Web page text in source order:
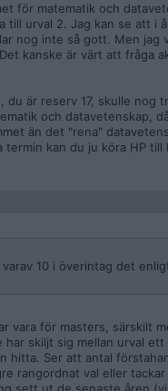
för matematik och
till urval 2. Jag kan se att i
nog inte så gott. Men
kanske är värt att fråga
är reserv 17, skulle
och datavetenskap,
än det "rena"
kan du ju köra HP till
10 i överintag det
vara för masters, särskilt
skiljt sig mellan urval
hitta. Ser att antal
rangordnat val eller